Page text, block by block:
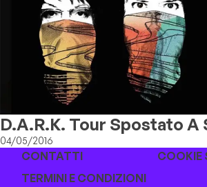
D.A.R.K. Tour Spostato
04/05/2016
CONTATTI
COOKIE
TERMINI E CONDIZIONI